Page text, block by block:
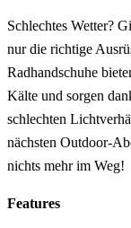
Schlechtes Wetter?
nur die richtige
Radhandschuhe
Kälte und sorgen
schlechten
nächsten Outdoor-
nichts mehr im Weg!
Features